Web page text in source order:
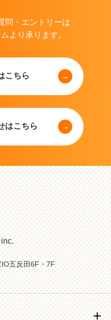
問・エントリーは
より承ります。
こちら
はこちら
五反田6F・7F